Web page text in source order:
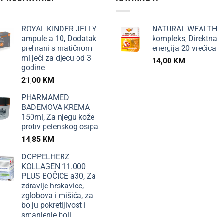
ROYAL KINDER JELLY
ampule a 10, Dodatak
prehrani s matičnom
mliječi za djecu od 3
godine
21,00 KM
PHARMAMED
BADEMOVA KREMA
150ml, Za njegu kože
protiv pelenskog osipa
14,85 KM
DOPPELHERZ
KOLLAGEN 11.000
PLUS BOČICE a30, Za
zdravlje hrskavice,
zglobova i mišića, za
bolju pokretljivost i
smanjenje boli
NATURAL
kompleks, Direktna
energija 20 vrećica
14,00 KM